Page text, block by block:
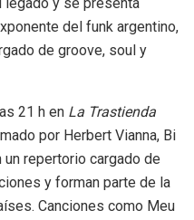
legado y se presenta
del funk argentino,
de groove, soul y
21 h en La Trastienda
por Herbert Vianna, Bi
repertorio cargado de
y forman parte de la
Canciones como Meu